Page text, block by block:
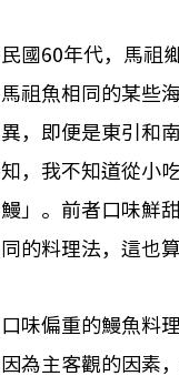
民國60年代，馬祖
馬祖魚相同的某些
異，即便是東引和
知，我不知道從小
鰻」。前者口味鮮
同的料理法，這也
口味偏重的鰻魚料
因為主客觀的因素